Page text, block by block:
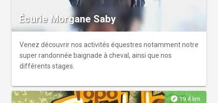
Écurie Morgane Saby
Venez découvrir nos activités équestres notamment notre
super randonnée baignade à cheval, ainsi que nos
différents stages.
explore19.4 km